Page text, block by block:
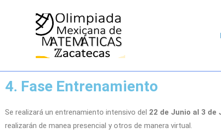
4. Fase Entrenamiento
Se realizará un entrenamiento intensivo del 22 de Junio al 3 de
realizarán de manea presencial y otros de manera virtual.